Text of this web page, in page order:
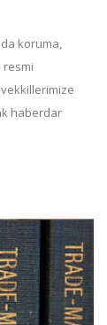
koruma,
resmi
haberdar